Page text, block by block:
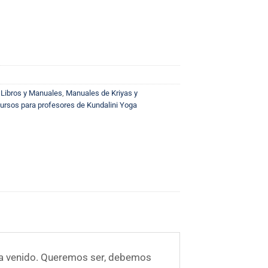
Libros y Manuales, Manuales de Kriyas y
para profesores de Kundalini Yoga
venido. Queremos ser, debemos